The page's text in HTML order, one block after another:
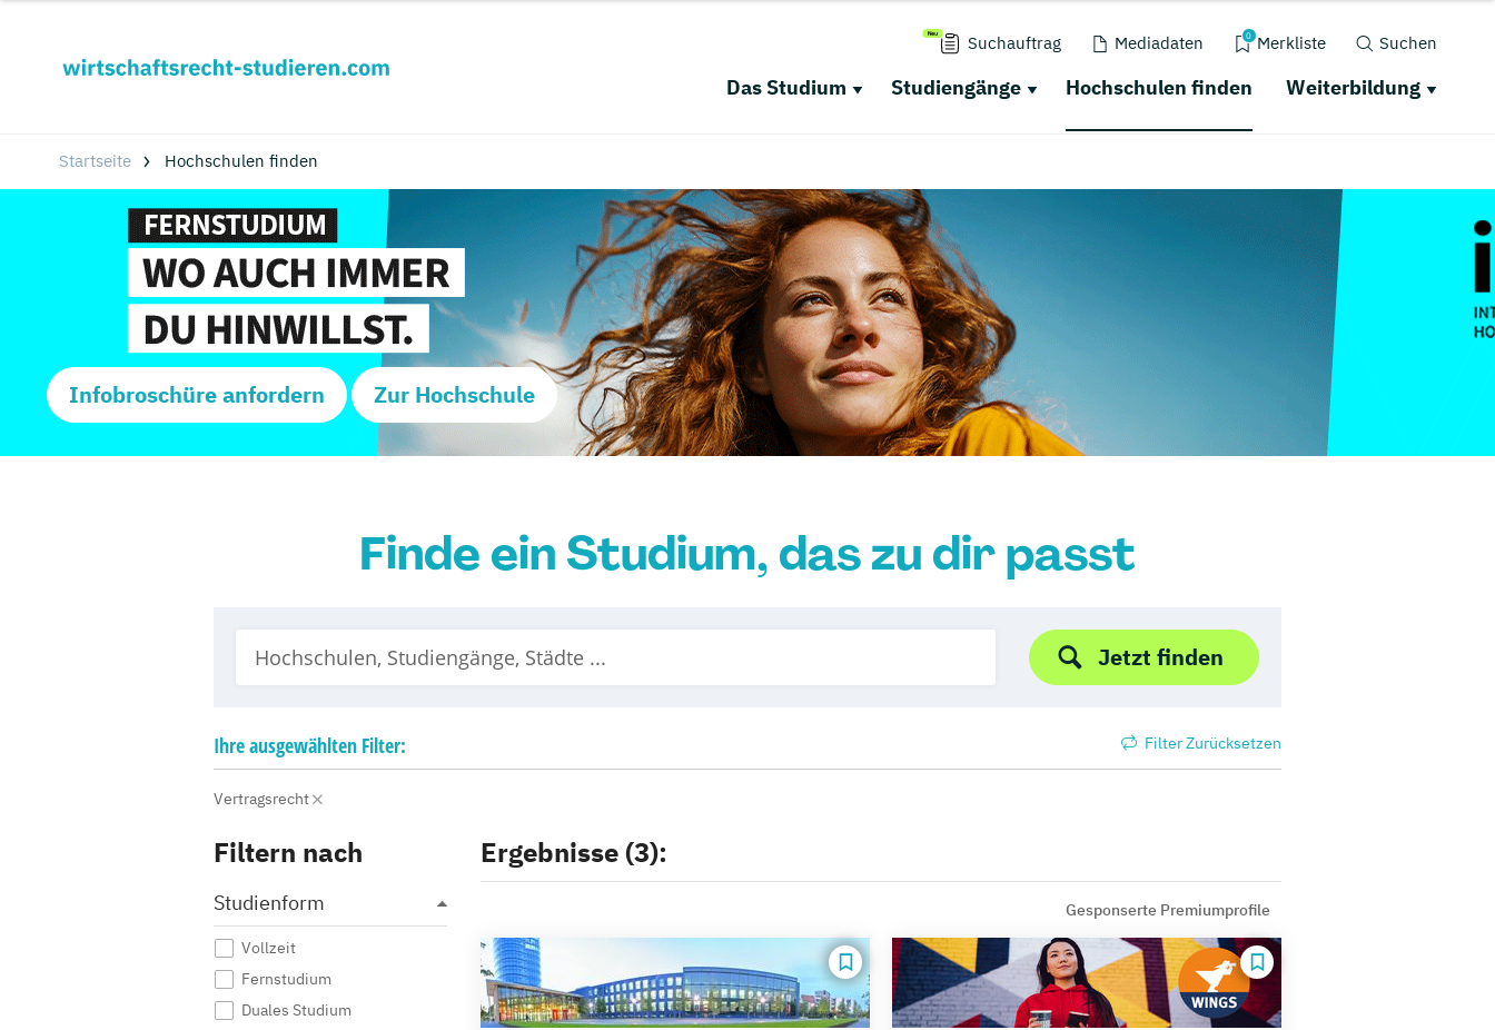
Suchauftrag Mediadaten 0 Merkliste Suchen
Das Studium Studiengänge Hochschulen finden Weiterbildung
Startseite Hochschulen finden
Infobroschüre anfordern Zur Hochschule
Finde ein Studium, das zu dir passt
Jetzt finden
Ihreausgewählten Filter: Filter Zurücksetzen
Vertragsrecht
Filtern nach
Studienform
Vollzeit
Fernstudium
Duales Studium
Ergebnisse (3):
Gesponserte Premiumprofile